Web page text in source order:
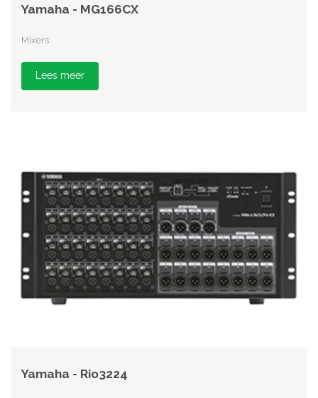
Yamaha - MG166CX
Mixers
Lees meer
Yamaha - Rio3224